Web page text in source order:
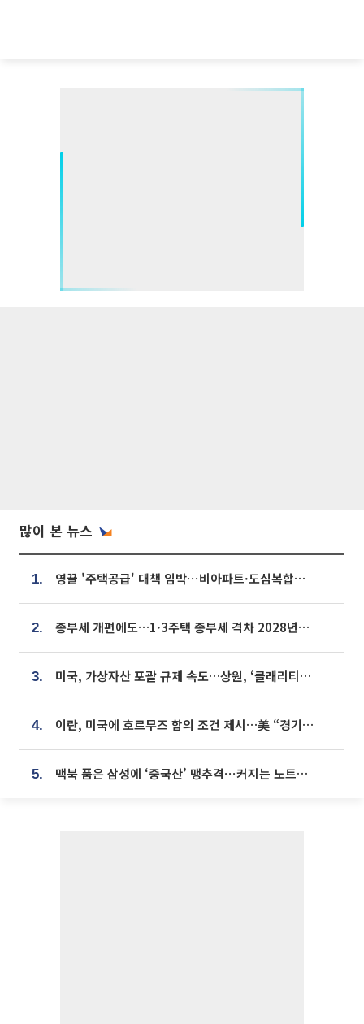
많이 본 뉴스
1. 영끌 '주택공급' 대책 임박⋯비아파트·도심복합까지 총동원
2. 종부세 개편에도…1·3주택 종부세 격차 2028년부터 확대
3. 미국, 가상자산 포괄 규제 속도…상원, ‘클래리티법’ 9월 절차투표 추진
4. 이란, 미국에 호르무즈 합의 조건 제시…美 “경기 아직 안 끝나” [종합]
5. 맥북 품은 삼성에 ‘중국산’ 맹추격⋯커지는 노트북 OLED 시장